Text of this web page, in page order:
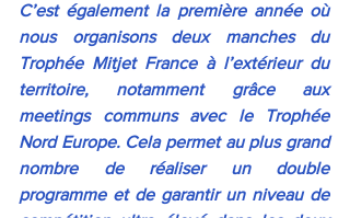
C’est également la première année où
nous organisons deux manches du
Trophée Mitjet France à l’extérieur du
territoire, notamment grâce aux
meetings communs avec le Trophée
Nord Europe. Cela permet au plus grand
nombre de réaliser un double
programme et de garantir un niveau de